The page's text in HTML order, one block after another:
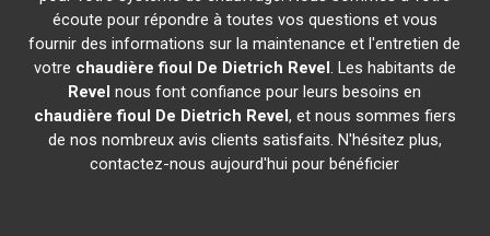
écoute pour répondre à toutes vos questions et vous
fournir des informations sur la maintenance et l'entretien de
votre chaudière fioul De Dietrich Revel. Les habitants de
Revel nous font confiance pour leurs besoins en
chaudière fioul De Dietrich Revel, et nous sommes fiers
de nos nombreux avis clients satisfaits. N'hésitez plus,
contactez-nous aujourd'hui pour bénéficier